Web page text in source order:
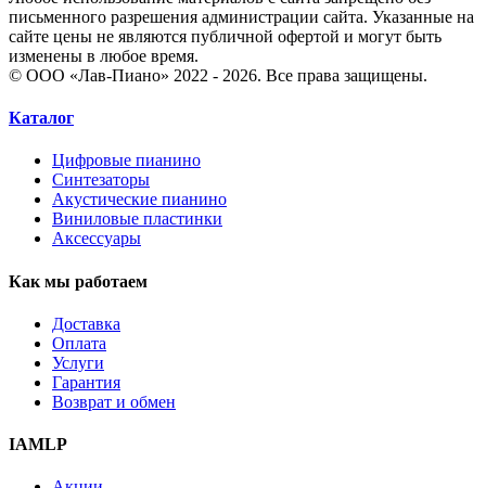
письменного разрешения администрации сайта. Указанные на
сайте цены не являются публичной офертой и могут быть
изменены в любое время.
© ООО «Лав-Пиано» 2022 - 2026. Все права защищены.
Каталог
Цифровые пианино
Синтезаторы
Акустические пианино
Виниловые пластинки
Аксессуары
Как мы работаем
Доставка
Оплата
Услуги
Гарантия
Возврат и обмен
IAMLP